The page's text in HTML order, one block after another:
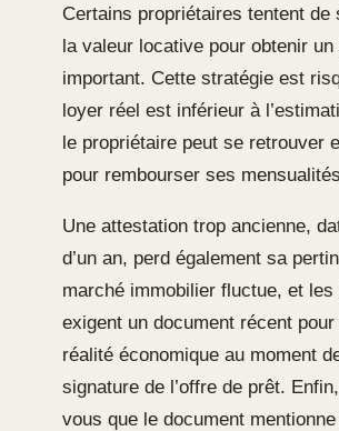
Certains propriétaires tentent de
la valeur locative pour obtenir un
important. Cette stratégie est
loyer réel est inférieur à
le propriétaire peut se retrouver
pour rembourser ses
Une attestation trop ancienne,
d’un an, perd également sa
marché immobilier fluctue, et les
exigent un document récent
réalité économique au moment
signature de l’offre de prêt.
vous que le document